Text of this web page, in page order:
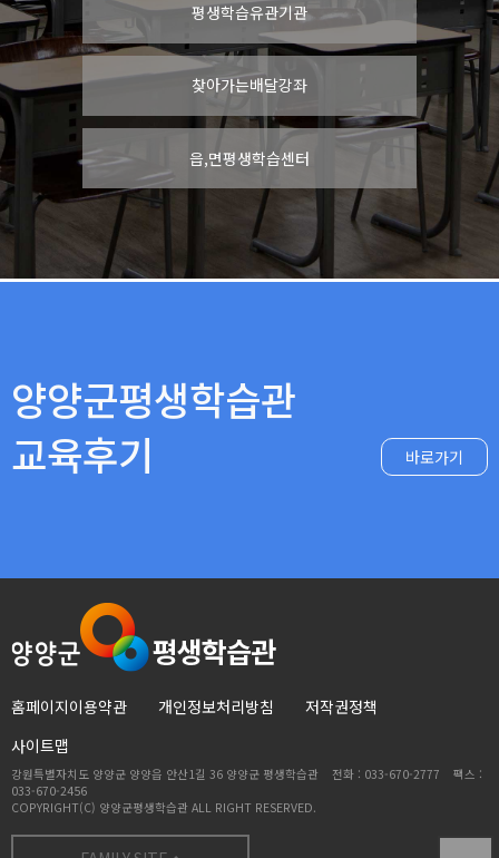
평생학습유관기관
찾아가는배달강좌
읍,면평생학습센터
양양군평생학습관
교육후기
바로가기
홈페이지이용약관 개인정보처리방침
저작권정책
사이트맵
강원특별자치도 양양군 양양읍 안산1길 36 양양군 평생학습관 전화 : 033-670-2777 팩스 :
033-670-2456
COPYRIGHT(C) 양양군평생학습관 ALL RIGHT RESERVED.